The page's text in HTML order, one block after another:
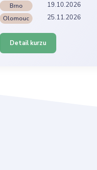
Brno 19.10.2026
Olomouc 25.11.2026
Detail kurzu